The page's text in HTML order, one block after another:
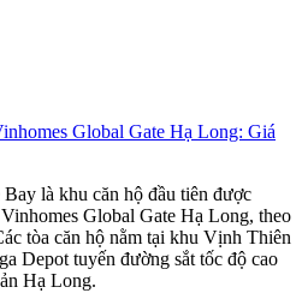
Global Gate Hạ Long: Giá
là khu căn hộ đầu tiên được
Global Gate Hạ Long, theo
tòa căn hộ nằm tại khu Vịnh Thiên
Depot tuyến đường sắt tốc độ cao
Hạ Long.